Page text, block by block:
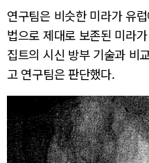
연구팀은 비슷한 미라가 유
법으로 제대로 보존된 미라
집트의 시신 방부 기술과 비
고 연구팀은 판단했다.